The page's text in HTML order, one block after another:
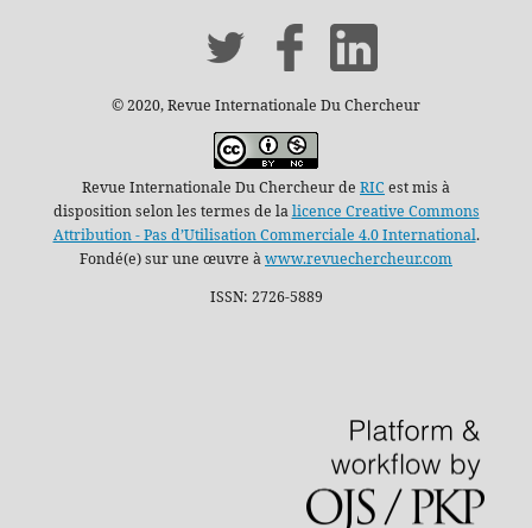
© 2020, Revue Internationale Du Chercheur
Revue Internationale Du Chercheur de RIC est mis à
disposition selon les termes de lalicence Creative Commons
Attribution - Pas d’Utilisation Commerciale 4.0 International.
Fondé(e) sur une œuvre àwww.revuechercheur.com
ISSN: 2726-5889